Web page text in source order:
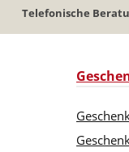
Telefonische